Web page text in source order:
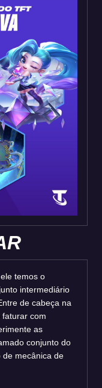
temos o
intermediário
de cabeça na
com
as
conjunto do
de mecânica de